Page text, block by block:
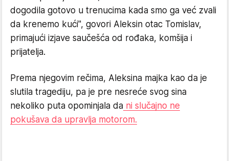
dogodila gotovo u trenucima kada smo ga već zvali
da krenemo kući", govori Aleksin otac Tomislav,
primajući izjave saučešća od rođaka, komšija i
prijatelja.
Prema njegovim rečima, Aleksina majka kao da je
slutila tragediju, pa je pre nesreće svog sina
nekoliko puta opominjala da ni slučajno ne
pokušava da upravlja motorom.